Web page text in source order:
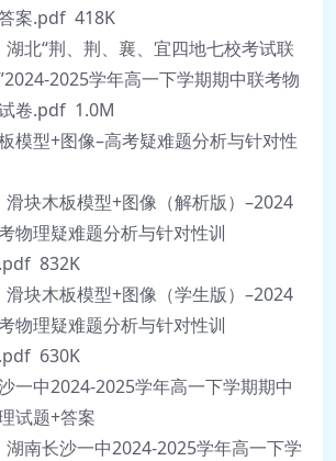
案.pdf 418K
湖北“荆、荆、襄、宜四地七校考试联
2025学年高一下学期期中联考物
卷.pdf 1.0M
模型+图像–高考疑难题分析与针对性
滑块木板模型+图像（解析版）–2024
物理疑难题分析与针对性训
832K
滑块木板模型+图像（学生版）–2024
物理疑难题分析与针对性训
630K
一中2024-2025学年高一下学期期中
试题+答案
湖南长沙一中2024-2025学年高一下学